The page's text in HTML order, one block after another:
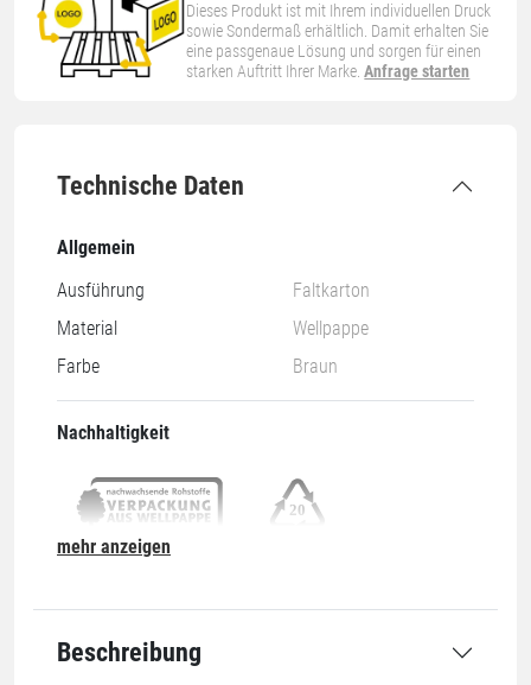
Dieses Produkt ist mit Ihrem individuellen Druck
sowie Sondermaß erhältlich. Damit erhalten Sie
eine passgenaue Lösung und sorgen für einen
starken Auftritt Ihrer Marke.Anfrage starten
Technische Daten
Allgemein
Ausführung
Faltkarton
Material
Wellpappe
Farbe
Braun
Nachhaltigkeit
Abmessung
mehr anzeigen
Beschreibung